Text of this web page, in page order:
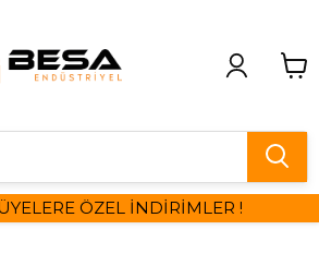
ÖZEL İNDİRİMLER !